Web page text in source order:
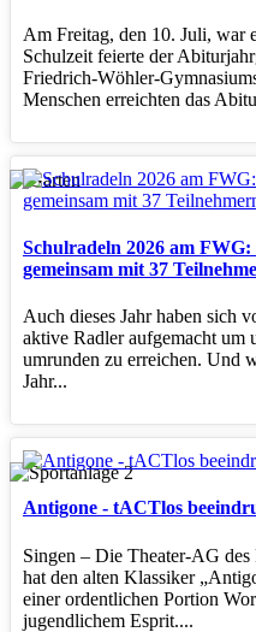
Am Freitag, den 10. Juli, war
Schulzeit feierte der
Menschen erreichten das
Schulradeln 2026 am
gemeinsam mit 37
Auch dieses Jahr haben sich
aktive Radler aufgemacht um
umrunden zu erreichen. Und
Jahr...
Antigone - tACTlos
Singen – Die Theater‑AG
hat den alten Klassiker
einer ordentlichen Portion
jugendlichem Esprit....